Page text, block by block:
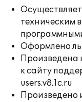
техническим
Оформлено
Произведена
к сайту
users.v8.1c.ru
Произведено